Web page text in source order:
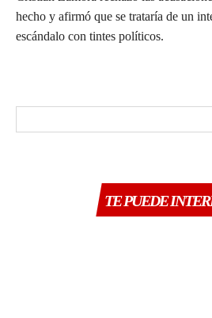
hecho y afirmó que se trataría de un
escándalo con tintes políticos.
TE PUEDE